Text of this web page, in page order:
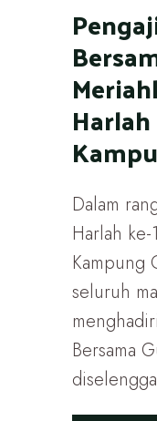
Harlah
Dalam
Harlah
Kampung
seluruh
Bersama